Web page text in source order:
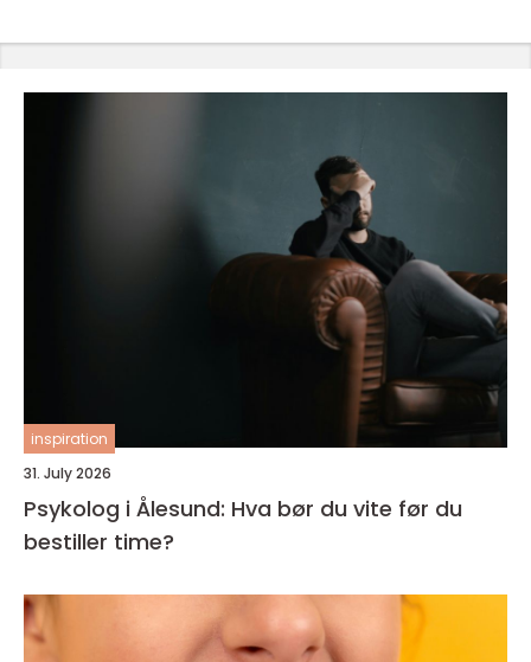
inspiration
31. July 2026
Psykolog i Ålesund: Hva bør du vite før du
bestiller time?